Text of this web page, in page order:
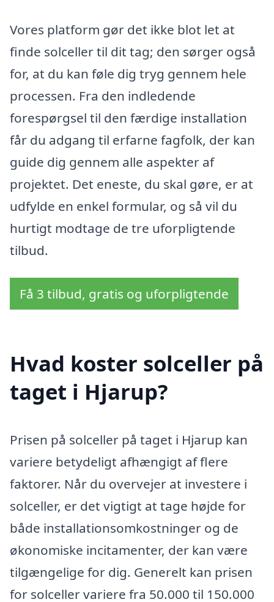
Vores platform gør det ikke blot let at
finde solceller til dit tag; den sørger også
for, at du kan føle dig tryg gennem hele
processen. Fra den indledende
forespørgsel til den færdige installation
får du adgang til erfarne fagfolk, der kan
guide dig gennem alle aspekter af
projektet. Det eneste, du skal gøre, er at
udfylde en enkel formular, og så vil du
hurtigt modtage de tre uforpligtende
tilbud.
Få 3 tilbud, gratis og uforpligtende
Hvad koster solceller på
taget i Hjarup?
Prisen på solceller på taget i Hjarup kan
variere betydeligt afhængigt af flere
faktorer. Når du overvejer at investere i
solceller, er det vigtigt at tage højde for
både installationsomkostninger og de
økonomiske incitamenter, der kan være
tilgængelige for dig. Generelt kan prisen
for solceller variere fra 50.000 til 150.000